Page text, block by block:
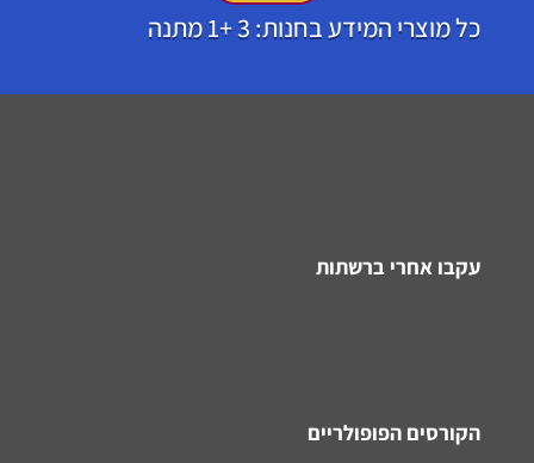
כל מוצרי המידע בחנות: 3 +1 מתנה
עקבו אחרי ברשתות
הקורסים הפופולריים